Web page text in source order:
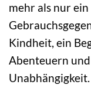
mehr als nur
Kindheit, ein
Abenteuern
Unabhängigkeit.